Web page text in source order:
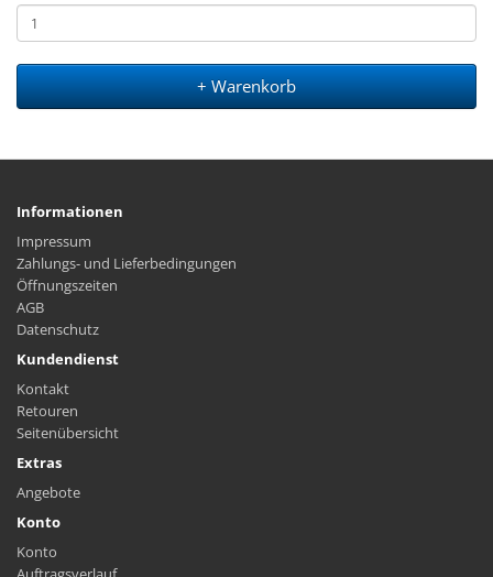
+ Warenkorb
Informationen
Impressum
Zahlungs- und Lieferbedingungen
Öffnungszeiten
AGB
Datenschutz
Kundendienst
Kontakt
Retouren
Seitenübersicht
Extras
Angebote
Konto
Konto